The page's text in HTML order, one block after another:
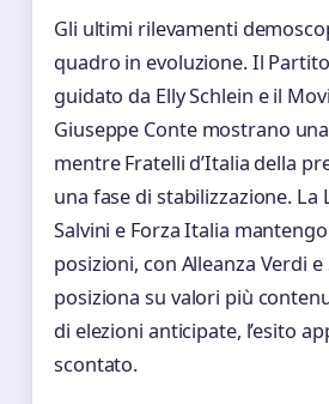
Gli ultimi rilevamenti
quadro in evoluzione. Il
guidato da Elly Schlein e il
Giuseppe Conte mostrano
mentre Fratelli d’Italia della
una fase di stabilizzazione. La
Salvini e Forza Italia
posizioni, con Alleanza Verdi e
posiziona su valori più
di elezioni anticipate, l’esito
scontato.